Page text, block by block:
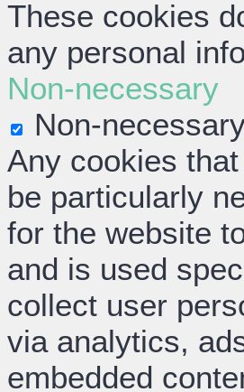
These cookies
any personal
Non-necessary
Non-
Any cookies
be particularly
for the website
and is used
collect user
via analytics,
embedded